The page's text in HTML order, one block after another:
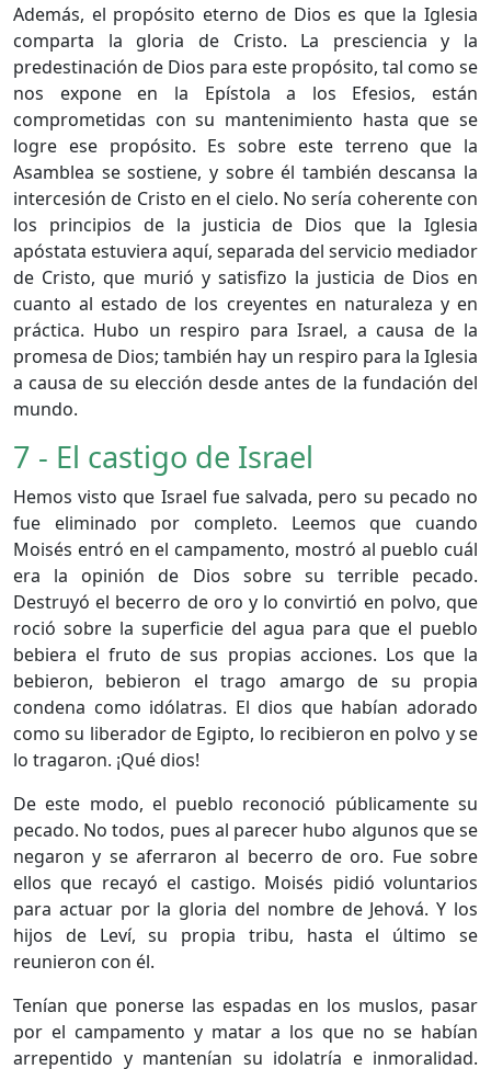
Además, el propósito eterno de Dios es que la Iglesia
comparta la gloria de Cristo. La presciencia y la
predestinación de Dios para este propósito, tal como se
nos expone en la Epístola a los Efesios, están
comprometidas con su mantenimiento hasta que se
logre ese propósito. Es sobre este terreno que la
Asamblea se sostiene, y sobre él también descansa la
intercesión de Cristo en el cielo. No sería coherente con
los principios de la justicia de Dios que la Iglesia
apóstata estuviera aquí, separada del servicio mediador
de Cristo, que murió y satisfizo la justicia de Dios en
cuanto al estado de los creyentes en naturaleza y en
práctica. Hubo un respiro para Israel, a causa de la
promesa de Dios; también hay un respiro para la Iglesia
a causa de su elección desde antes de la fundación del
mundo.
7 - El castigo de Israel
Hemos visto que Israel fue salvada, pero su pecado no
fue eliminado por completo. Leemos que cuando
Moisés entró en el campamento, mostró al pueblo cuál
era la opinión de Dios sobre su terrible pecado.
Destruyó el becerro de oro y lo convirtió en polvo, que
roció sobre la superficie del agua para que el pueblo
bebiera el fruto de sus propias acciones. Los que la
bebieron, bebieron el trago amargo de su propia
condena como idólatras. El dios que habían adorado
como su liberador de Egipto, lo recibieron en polvo y se
lo tragaron. ¡Qué dios!
De este modo, el pueblo reconoció públicamente su
pecado. No todos, pues al parecer hubo algunos que se
negaron y se aferraron al becerro de oro. Fue sobre
ellos que recayó el castigo. Moisés pidió voluntarios
para actuar por la gloria del nombre de Jehová. Y los
hijos de Leví, su propia tribu, hasta el último se
reunieron con él.
Tenían que ponerse las espadas en los muslos, pasar
por el campamento y matar a los que no se habían
arrepentido y mantenían su idolatría e inmoralidad.